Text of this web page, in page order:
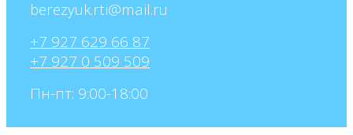
+7 927 629 66 87
+7 927 0 509 509
Пн-пт: 9:00-18:00